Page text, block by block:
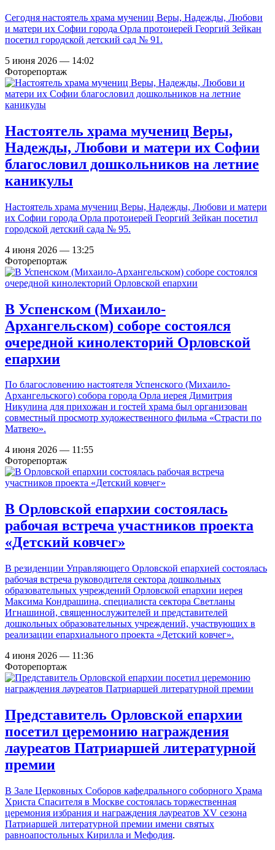
Сегодня настоятель храма мучениц Веры, Надежды, Любови
и матери их Софии города Орла протоиерей Георгий Зейкан
посетил городской детский сад № 91.
5 июня 2026 — 14:02
Фоторепортаж
Настоятель храма мучениц Веры,
Надежды, Любови и матери их Софии
благословил дошкольников на летние
каникулы
Настоятель храма мучениц Веры, Надежды, Любови и матери
их Софии города Орла протоиерей Георгий Зейкан посетил
городской детский сада № 95.
4 июня 2026 — 13:25
Фоторепортаж
В Успенском (Михаило-
Архангельском) соборе состоялся
очередной кинолекторий Орловской
епархии
По благословению настоятеля Успенского (Михаило-
Архангельского) собора города Орла иерея Димитрия
Никулина для прихожан и гостей храма был организован
совместный просмотр художественного фильма «Страсти по
Матвею».
4 июня 2026 — 11:55
Фоторепортаж
В Орловской епархии состоялась
рабочая встреча участников проекта
«Детский ковчег»
В резиденции Управляющего Орловской епархией состоялась
рабочая встреча руководителя сектора дошкольных
образовательных учреждений Орловской епархии иерея
Максима Кондрашина, специалиста сектора Светланы
Игнашиной, священнослужителей и представителей
дошкольных образовательных учреждений, участвующих в
реализации епархиального проекта «Детский ковчег».
4 июня 2026 — 11:36
Фоторепортаж
Представитель Орловской епархии
посетил церемонию награждения
лауреатов Патриаршей литературной
премии
В Зале Церковных Соборов кафедрального соборного Храма
Христа Спасителя в Москве состоялась торжественная
церемония избрания и награждения лауреатов XV сезона
Патриаршей литературной премии имени святых
равноапостольных Кирилла и Мефодия.